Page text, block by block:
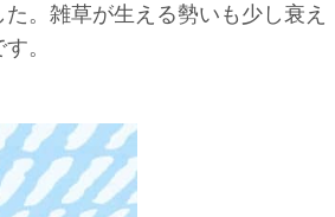
。雑草が生える勢いも少し衰え
。